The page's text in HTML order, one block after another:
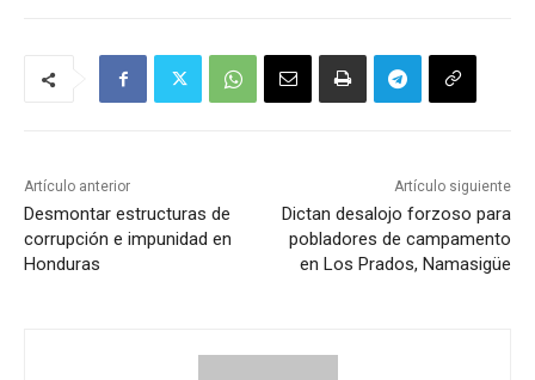
Artículo anterior
Desmontar estructuras de
corrupción e impunidad en
Honduras
Artículo siguiente
Dictan desalojo forzoso para
pobladores de campamento
en Los Prados, Namasigüe